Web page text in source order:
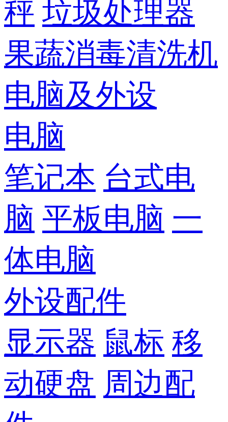
秤 垃圾处理器
果蔬消毒清洗机
电脑及外设
电脑
笔记本 台式电
脑 平板电脑 一
体电脑
外设配件
显示器 鼠标 移
动硬盘 周边配